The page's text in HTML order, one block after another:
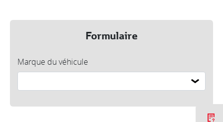
Formulaire
Marque du véhicule